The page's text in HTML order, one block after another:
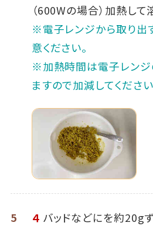
（600Wの場合）加熱して
※電子レンジから取り出
意ください。
※加熱時間は電子レンジ
ますので加減してください
5 ４ バッドなどにを約20g